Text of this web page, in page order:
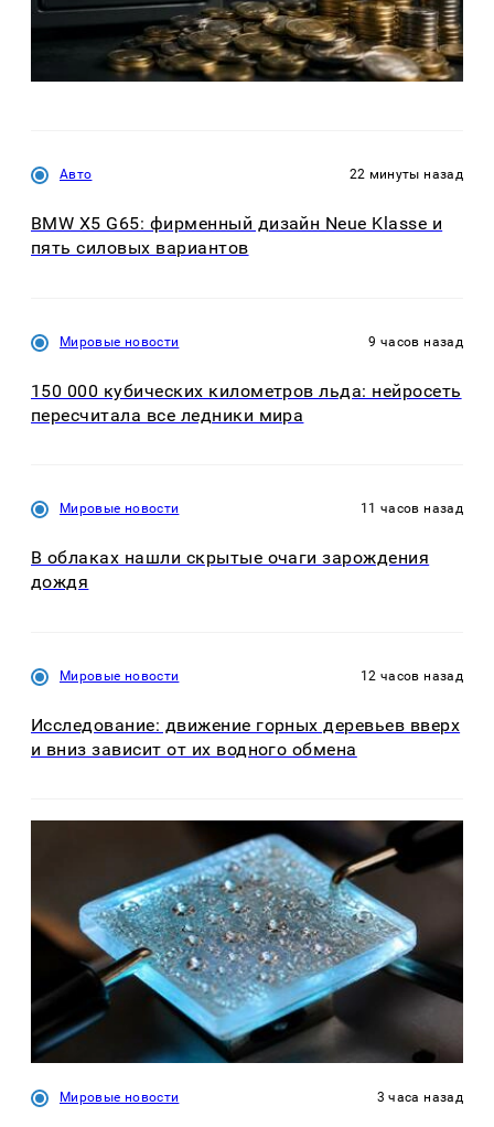
Авто 22 минуты назад
BMW X5 G65: фирменный дизайн Neue Klasse и
пять силовых вариантов
Мировые новости 9 часов назад
150 000 кубических километров льда: нейросеть
пересчитала все ледники мира
Мировые новости 11 часов назад
В облаках нашли скрытые очаги зарождения
дождя
Мировые новости 12 часов назад
Исследование: движение горных деревьев вверх
и вниз зависит от их водного обмена
Мировые новости 3 часа назад